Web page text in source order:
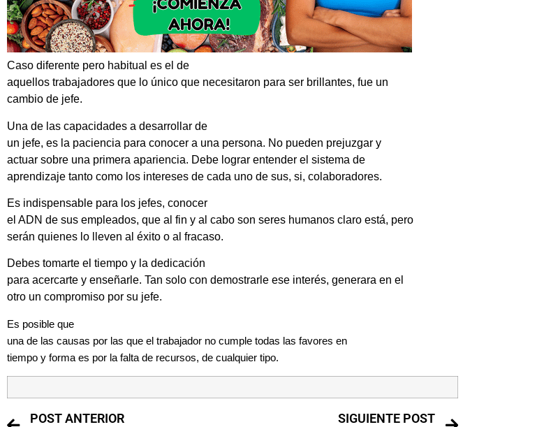
Caso diferente pero habitual es el de
aquellos trabajadores que lo único que necesitaron para ser brillantes, fue un
cambio de jefe.
Una de las capacidades a desarrollar de
un jefe, es la paciencia para conocer a una persona. No pueden prejuzgar y
actuar sobre una primera apariencia. Debe lograr entender el sistema de
aprendizaje tanto como los intereses de cada uno de sus, si, colaboradores.
Es indispensable para los jefes, conocer
el ADN de sus empleados, que al fin y al cabo son seres humanos claro está, pero
serán quienes lo lleven al éxito o al fracaso.
Debes tomarte el tiempo y la dedicación
para acercarte y enseñarle. Tan solo con demostrarle ese interés, generara en el
otro un compromiso por su jefe.
Es posible que
una de las causas por las que el trabajador no cumple todas las favores en
tiempo y forma es por la falta de recursos, de cualquier tipo.
POST ANTERIOR SIGUIENTE POST